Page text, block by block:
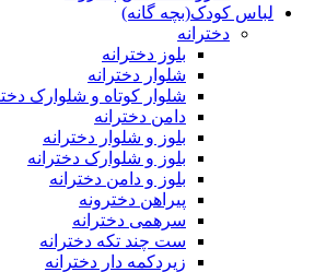
لباس کودک(بچه گانه)
دخترانه
بلوز دخترانه
شلوار دخترانه
شلوار کوتاه و شلوارک
دامن دخترانه
بلوز و شلوار دخترانه
بلوز و شلوارک دخترانه
بلوز و دامن دخترانه
پیراهن دخترونه
سرهمی دخترانه
ست چند تکه دخترانه
زیردکمه دار دخترانه